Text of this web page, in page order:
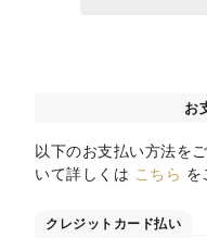
お
以下のお支払い方法を
いて詳しくは こちら を
クレジットカード払い